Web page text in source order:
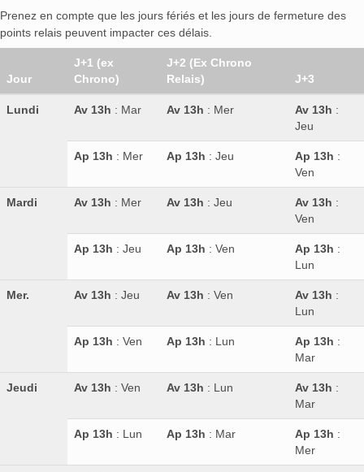
Prenez en compte que les jours fériés et les jours de fermeture des
points relais peuvent impacter ces délais.
Jour
J+1 (ex
Chrono)
J+2 (Ex Chrono
Relais)
J+3
Lundi Av 13h : Mar Av 13h : Mer Av 13h :
Jeu
Ap 13h : Mer Ap 13h : Jeu Ap 13h :
Ven
Mardi Av 13h : Mer Av 13h : Jeu Av 13h :
Ven
Ap 13h : Jeu Ap 13h : Ven Ap 13h :
Lun
Mer. Av 13h : Jeu Av 13h : Ven Av 13h :
Lun
Ap 13h : Ven Ap 13h : Lun Ap 13h :
Mar
Jeudi Av 13h : Ven Av 13h : Lun Av 13h :
Mar
Ap 13h : Lun Ap 13h : Mar Ap 13h :
Mer